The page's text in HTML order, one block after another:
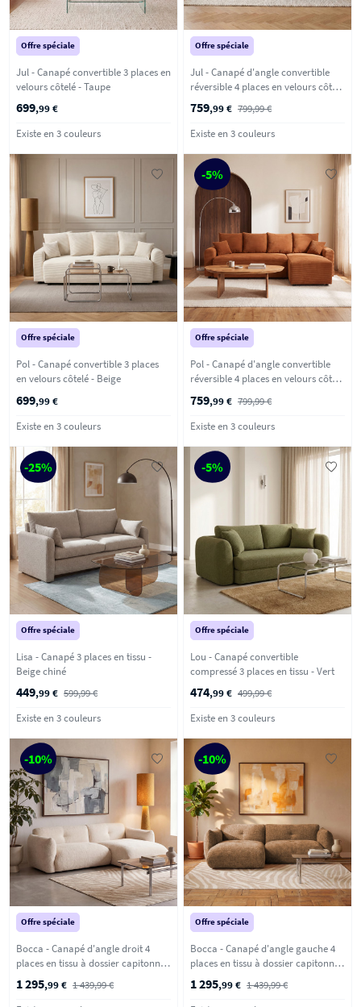
Offre spéciale
Jul - Canapé convertible 3 places en
velours côtelé - Taupe
699,99 €
Existe en 3 couleurs
Offre spéciale
Jul - Canapé d'angle convertible
réversible 4 places en velours côtelé
- Taupe
759,99 € 799,99 €
Existe en 3 couleurs
Offre spéciale
Pol - Canapé convertible 3 places
en velours côtelé - Beige
699,99 €
Existe en 3 couleurs
-5%
Offre spéciale
Pol - Canapé d'angle convertible
réversible 4 places en velours côtelé
759,99 € 799,99 €
Existe en 3 couleurs
-25%
Offre spéciale
Lisa - Canapé 3 places en tissu -
Beige chiné
449,99 € 599,99 €
Existe en 3 couleurs
-5%
Offre spéciale
Lou - Canapé convertible
compressé 3 places en tissu - Vert
474,99 € 499,99 €
Existe en 3 couleurs
-10%
Offre spéciale
Bocca - Canapé d'angle droit 4
places en tissu à dossier capitonné -
Ecru
1 295,99 € 1 439,99 €
-10%
Offre spéciale
Bocca - Canapé d'angle gauche 4
places en tissu à dossier capitonné -
Bronze
1 295,99 € 1 439,99 €